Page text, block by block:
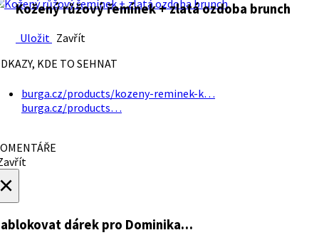
Kožený růžový řemínek + zlatá ozdoba brunch
Uložit Zavřít
KDE TO SEHNAT
burga.cz/products/kozeny-reminek-k…
burga.cz/products…
dárek pro Dominika…